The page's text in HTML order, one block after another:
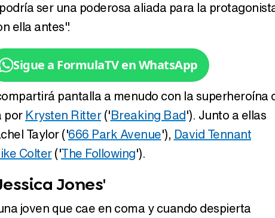
ser una poderosa aliada para la
ella antes".
Sigue a FormulaTV en WhatsApp
pantalla a menudo con la superheroína
por Krysten Ritter('Breaking Bad'). Junto a ellas
Taylor ('666 Park Avenue'), David Tennant
Colter('The Following').
Jones'
joven que cae en coma y cuando despierta